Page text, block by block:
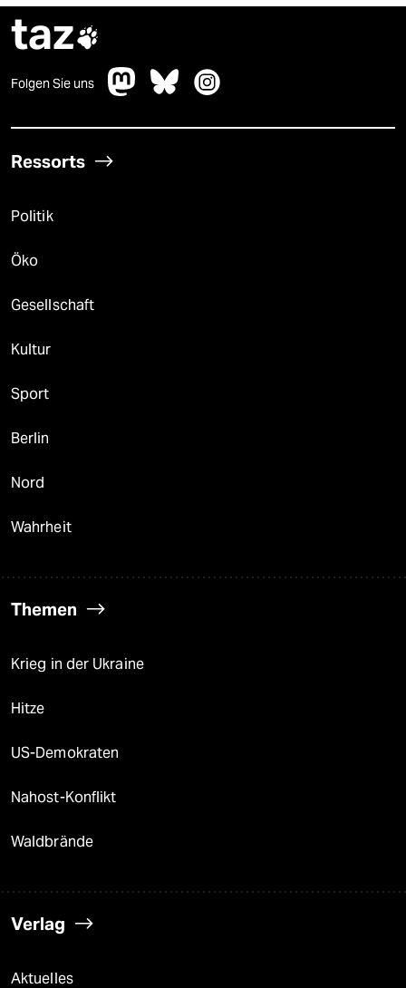
taz
Folgen Sie uns
Ressorts
Politik
Öko
Gesellschaft
Kultur
Sport
Berlin
Nord
Wahrheit
Themen
Krieg in der Ukraine
Hitze
US-Demokraten
Nahost-Konflikt
Waldbrände
Verlag
Aktuelles